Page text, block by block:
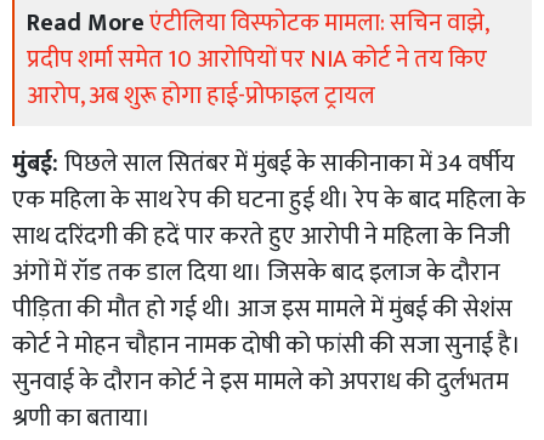
Read Moreएंटीलिया विस्फोटक मामला: सचिन वाझे,
प्रदीप शर्मा समेत 10 आरोपियों पर NIA कोर्ट ने तय किए
आरोप, अब शुरू होगा हाई-प्रोफाइल ट्रायल
मुंबई:पिछले साल सितंबर में मुंबई के साकीनाका में 34 वर्षीय
एक महिला के साथ रेप की घटना हुई थी। रेप के बाद महिला के
साथ दरिंदगी की हदें पार करते हुए आरोपी ने महिला के निजी
अंगों में रॉड तक डाल दिया था। जिसके बाद इलाज के दौरान
पीड़िता की मौत हो गई थी। आज इस मामले में मुंबई की सेशंस
कोर्ट ने मोहन चौहान नामक दोषी को फांसी की सजा सुनाई है।
सुनवाई के दौरान कोर्ट ने इस मामले को अपराध की दुर्लभतम
श्रणी का बताया।